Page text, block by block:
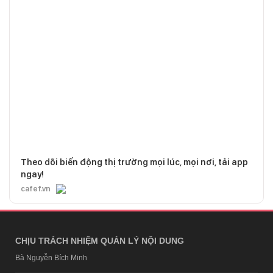
Theo dõi biến động thị trường mọi lúc, mọi nơi, tải app
ngay!
cafef.vn
CHỊU TRÁCH NHIỆM QUẢN LÝ NỘI DUNG
Bà Nguyễn Bích Minh